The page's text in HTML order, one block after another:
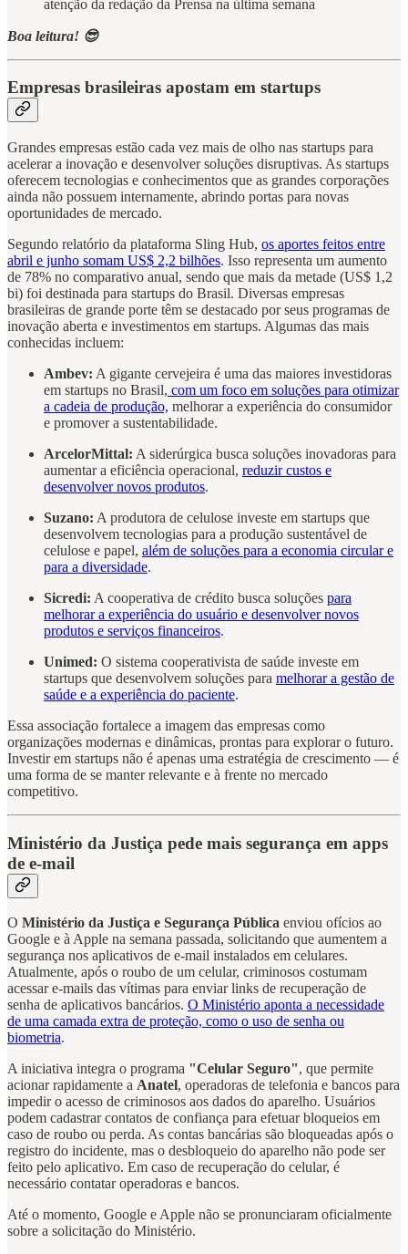
atenção da redação da Prensa na última semana
Boa leitura! 😎
Empresas brasileiras apostam em startups
Grandes empresas estão cada vez mais de olho nas startups para
acelerar a inovação e desenvolver soluções disruptivas. As startups
oferecem tecnologias e conhecimentos que as grandes corporações
ainda não possuem internamente, abrindo portas para novas
oportunidades de mercado.
Segundo relatório da plataforma Sling Hub, os aportes feitos entre
abril e junho somam US$ 2,2 bilhões. Isso representa um aumento
de 78% no comparativo anual, sendo que mais da metade (US$ 1,2
bi) foi destinada para startups do Brasil. Diversas empresas
brasileiras de grande porte têm se destacado por seus programas de
inovação aberta e investimentos em startups. Algumas das mais
conhecidas incluem:
Ambev: A gigante cervejeira é uma das maiores investidoras
em startups no Brasil, com um foco em soluções para otimizar
a cadeia de produção, melhorar a experiência do consumidor
e promover a sustentabilidade.
ArcelorMittal: A siderúrgica busca soluções inovadoras para
aumentar a eficiência operacional, reduzir custos e
desenvolver novos produtos.
Suzano: A produtora de celulose investe em startups que
desenvolvem tecnologias para a produção sustentável de
celulose e papel, além de soluções para a economia circular e
para a diversidade.
Sicredi: A cooperativa de crédito busca soluções para
melhorar a experiência do usuário e desenvolver novos
produtos e serviços financeiros.
Unimed: O sistema cooperativista de saúde investe em
startups que desenvolvem soluções para melhorar a gestão de
saúde e a experiência do paciente.
Essa associação fortalece a imagem das empresas como
organizações modernas e dinâmicas, prontas para explorar o futuro.
Investir em startups não é apenas uma estratégia de crescimento — é
uma forma de se manter relevante e à frente no mercado
competitivo.
Ministério da Justiça pede mais segurança em apps
de e-mail
O Ministério da Justiça e Segurança Pública enviou ofícios ao
Google e à Apple na semana passada, solicitando que aumentem a
segurança nos aplicativos de e-mail instalados em celulares.
Atualmente, após o roubo de um celular, criminosos costumam
acessar e-mails das vítimas para enviar links de recuperação de
senha de aplicativos bancários. O Ministério aponta a necessidade
de uma camada extra de proteção, como o uso de senha ou
biometria.
A iniciativa integra o programa "Celular Seguro", que permite
acionar rapidamente a Anatel, operadoras de telefonia e bancos para
impedir o acesso de criminosos aos dados do aparelho. Usuários
podem cadastrar contatos de confiança para efetuar bloqueios em
caso de roubo ou perda. As contas bancárias são bloqueadas após o
registro do incidente, mas o desbloqueio do aparelho não pode ser
feito pelo aplicativo. Em caso de recuperação do celular, é
necessário contatar operadoras e bancos.
Até o momento, Google e Apple não se pronunciaram oficialmente
sobre a solicitação do Ministério.